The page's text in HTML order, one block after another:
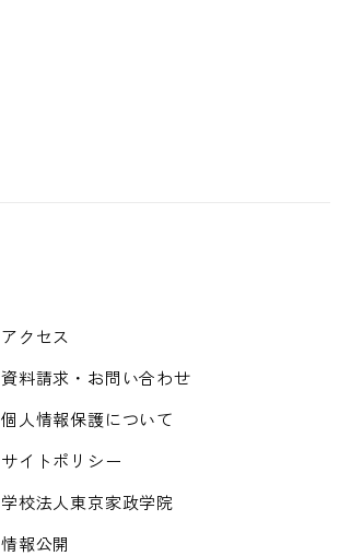
アクセス
資料請求・お問い合わせ
個人情報保護について
サイトポリシー
学校法人東京家政学院
情報公開